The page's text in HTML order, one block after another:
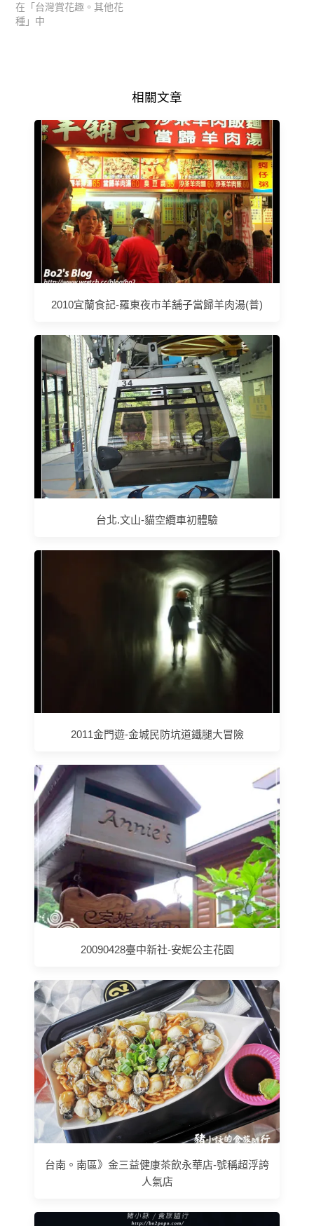
在「台灣賞花趣。其他花
種」中
相關文章
2010宜蘭食記-羅東夜市羊舖子當歸羊肉湯(普)
台北.文山-貓空纜車初體驗
2011金門遊-金城民防坑道鐵腿大冒險
20090428臺中新社-安妮公主花園
台南。南區》金三益健康茶飲永華店-號稱超浮誇
人氣店